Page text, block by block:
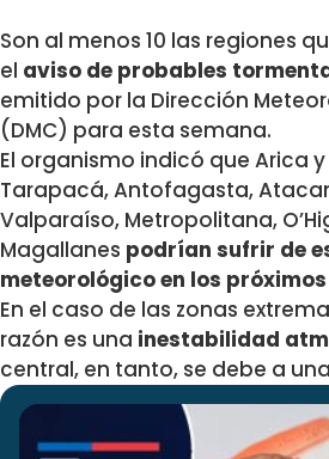
Son al menos 10 las regiones
el aviso de probables
emitido por la Dirección
(DMC) para esta semana.
El organismo indicó que Arica
Tarapacá, Antofagasta,
Valparaíso, Metropolitana,
Magallanes podrían sufrir de
meteorológico en los
En el caso de las zonas
razón es una inestabilidad
central, en tanto, se debe a una